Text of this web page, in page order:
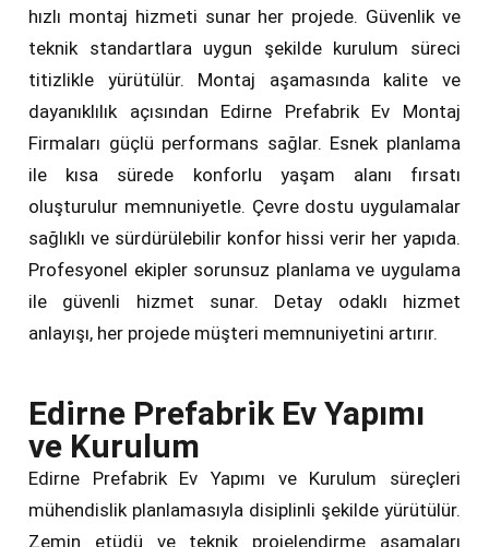
hızlı montaj hizmeti sunar her projede. Güvenlik ve
teknik standartlara uygun şekilde kurulum süreci
titizlikle yürütülür. Montaj aşamasında kalite ve
dayanıklılık açısından Edirne Prefabrik Ev Montaj
Firmaları güçlü performans sağlar. Esnek planlama
ile kısa sürede konforlu yaşam alanı fırsatı
oluşturulur memnuniyetle. Çevre dostu uygulamalar
sağlıklı ve sürdürülebilir konfor hissi verir her yapıda.
Profesyonel ekipler sorunsuz planlama ve uygulama
ile güvenli hizmet sunar. Detay odaklı hizmet
anlayışı, her projede müşteri memnuniyetini artırır.
Edirne Prefabrik Ev Yapımı
ve Kurulum
Edirne Prefabrik Ev Yapımı ve Kurulum süreçleri
mühendislik planlamasıyla disiplinli şekilde yürütülür.
Zemin etüdü ve teknik projelendirme aşamaları